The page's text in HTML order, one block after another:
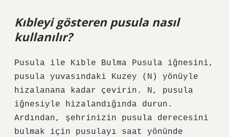
Kıbleyi gösteren pusula nasıl
kullanılır?
Pusula ile Kıble Bulma Pusula iğnesini,
pusula yuvasındaki Kuzey (N) yönüyle
hizalanana kadar çevirin. N, pusula
iğnesiyle hizalandığında durun.
Ardından, şehrinizin pusula derecesini
bulmak için pusulayı saat yönünde